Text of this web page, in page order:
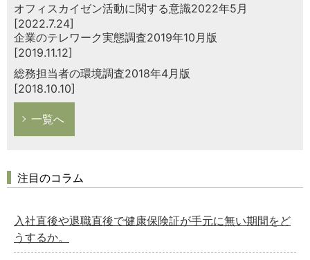
オフィスカイゼン活動に関する意識2022年5月
[2022.7.24]
企業のテレワーク実態調査2019年10月版
[2019.11.12]
総務担当者の環境調査2018年4月版
[2018.10.10]
一覧へ
注目のコラム
入社直後や退職直後で健康保険証が手元に無い期間をど
うするか。